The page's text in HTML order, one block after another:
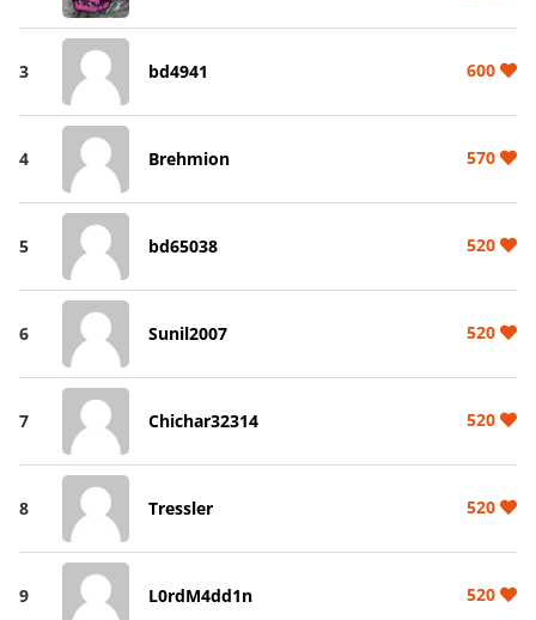
3 bd4941 600
4 Brehmion 570
5 bd65038 520
6 Sunil2007 520
7 Chichar32314 520
8 Tressler 520
9 L0rdM4dd1n 520